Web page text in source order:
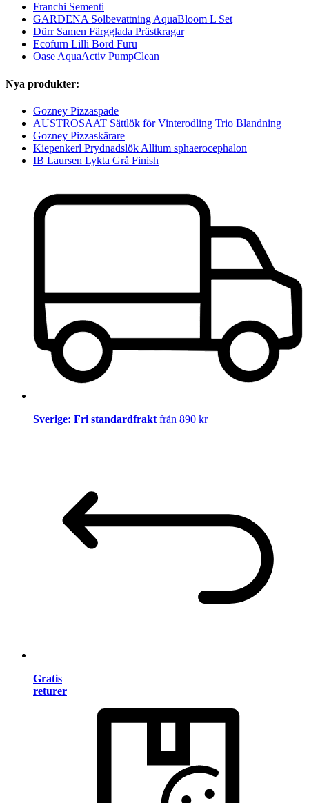
Franchi Sementi
GARDENA Solbevattning AquaBloom L Set
Dürr Samen Färgglada Prästkragar
Ecofurn Lilli Bord Furu
Oase AquaActiv PumpClean
Nya produkter:
Gozney Pizzaspade
AUSTROSAAT Sättlök för Vinterodling Trio Blandning
Gozney Pizzaskärare
Kiepenkerl Prydnadslök Allium sphaerocephalon
IB Laursen Lykta Grå Finish
Sverige: Fri standardfrakt från 890 kr
Gratis
returer